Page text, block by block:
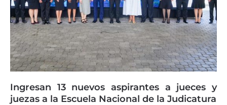
Ingresan 13 nuevos aspirantes a jueces y
juezas a la Escuela Nacional de la Judicatura